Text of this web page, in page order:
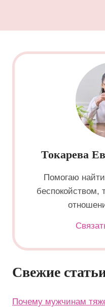
Токарева
Помогаю
беспокойством,
Свежие
Почему мужчинам